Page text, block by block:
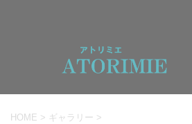
HOME > ギャラリー >